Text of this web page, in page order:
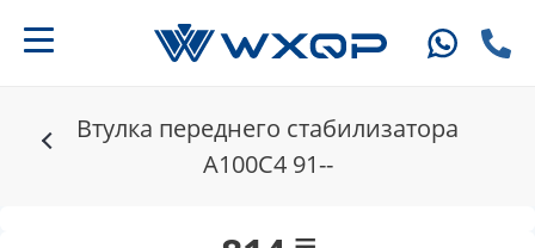
Втулка переднего стабилизатора
A100C4 91--